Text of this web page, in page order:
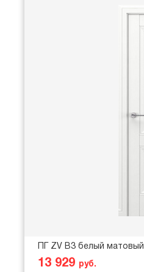
ПГ ZV В3 белый матовый
13 929 руб.